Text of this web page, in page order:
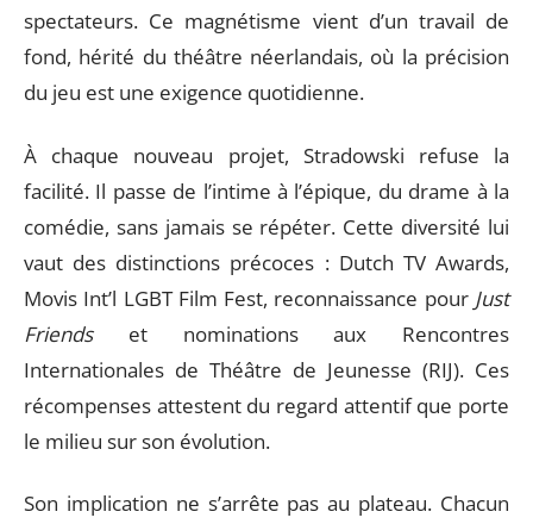
spectateurs. Ce magnétisme vient d’un travail de
fond, hérité du théâtre néerlandais, où la précision
du jeu est une exigence quotidienne.
À chaque nouveau projet, Stradowski refuse la
facilité. Il passe de l’intime à l’épique, du drame à la
comédie, sans jamais se répéter. Cette diversité lui
vaut des distinctions précoces : Dutch TV Awards,
Movis Int’l LGBT Film Fest, reconnaissance pour Just
Friendset nominations aux Rencontres
Internationales de Théâtre de Jeunesse (RIJ). Ces
récompenses attestent du regard attentif que porte
le milieu sur son évolution.
Son implication ne s’arrête pas au plateau. Chacun